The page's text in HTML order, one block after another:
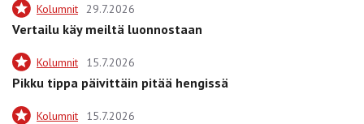
Kolumnit 29.7.2026
Vertailu käy meiltä luonnostaan
Kolumnit 15.7.2026
Pikku tippa päivittäin pitää hengissä
Kolumnit 15.7.2026